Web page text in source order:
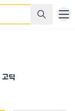
고딕